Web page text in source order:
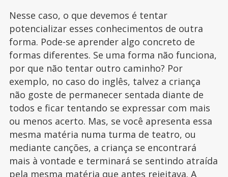
Nesse caso, o que devemos é tentar
potencializar esses conhecimentos de outra
forma. Pode-se aprender algo concreto de
formas diferentes. Se uma forma não funciona,
por que não tentar outro caminho? Por
exemplo, no caso do inglês, talvez a criança
não goste de permanecer sentada diante de
todos e ficar tentando se expressar com mais
ou menos acerto. Mas, se você apresenta essa
mesma matéria numa turma de teatro, ou
mediante canções, a criança se encontrará
mais à vontade e terminará se sentindo atraída
pela mesma matéria que antes rejeitava. A